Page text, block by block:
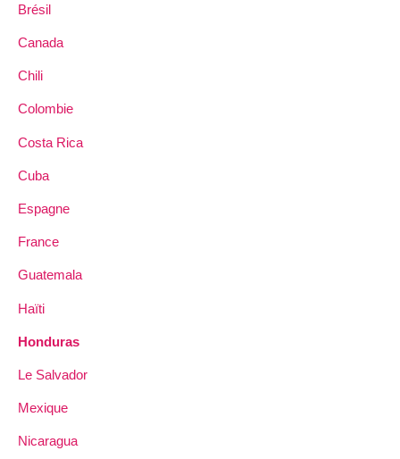
Brésil
Canada
Chili
Colombie
Costa Rica
Cuba
Espagne
France
Guatemala
Haïti
Honduras
Le Salvador
Mexique
Nicaragua